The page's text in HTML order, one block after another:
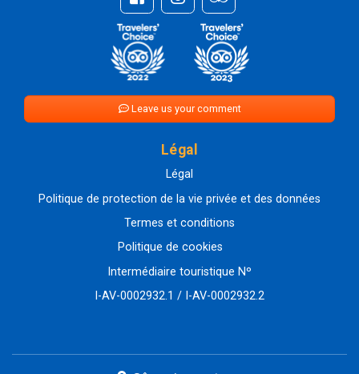
Légal
Légal
Politique de protection de la vie privée et des données
Termes et conditions
Politique de cookies
Intermédiaire touristique Nº
I-AV-0002932.1 / I-AV-0002932.2
Leave us your comment